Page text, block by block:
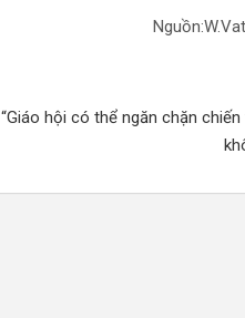
“Giáo hội có thể ngăn chặn chiến